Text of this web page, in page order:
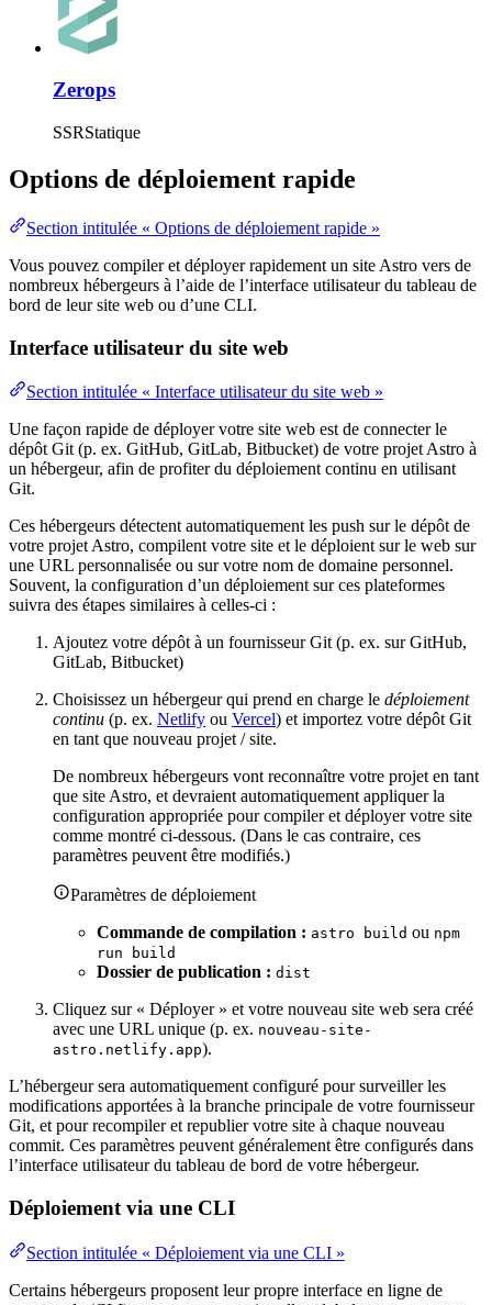
Zerops
SSRStatique
Options de déploiement rapide
Section intitulée « Options de déploiement rapide »
Vous pouvez compiler et déployer rapidement un site Astro vers de
nombreux hébergeurs à l’aide de l’interface utilisateur du tableau de
bord de leur site web ou d’une CLI.
Interface utilisateur du site web
Section intitulée « Interface utilisateur du site web »
Une façon rapide de déployer votre site web est de connecter le
dépôt Git (p. ex. GitHub, GitLab, Bitbucket) de votre projet Astro à
un hébergeur, afin de profiter du déploiement continu en utilisant
Git.
Ces hébergeurs détectent automatiquement les push sur le dépôt de
votre projet Astro, compilent votre site et le déploient sur le web sur
une URL personnalisée ou sur votre nom de domaine personnel.
Souvent, la configuration d’un déploiement sur ces plateformes
suivra des étapes similaires à celles-ci :
Ajoutez votre dépôt à un fournisseur Git (p. ex. sur GitHub,
GitLab, Bitbucket)
Choisissez un hébergeur qui prend en charge le déploiement
continu (p. ex. Netlify ou Vercel) et importez votre dépôt Git
en tant que nouveau projet / site.
De nombreux hébergeurs vont reconnaître votre projet en tant
que site Astro, et devraient automatiquement appliquer la
configuration appropriée pour compiler et déployer votre site
comme montré ci-dessous. (Dans le cas contraire, ces
paramètres peuvent être modifiés.)
Paramètres de déploiement
Commande de compilation : astro build ou npm
run build
Dossier de publication : dist
Cliquez sur « Déployer » et votre nouveau site web sera créé
avec une URL unique (p. ex. nouveau-site-
astro.netlify.app).
L’hébergeur sera automatiquement configuré pour surveiller les
modifications apportées à la branche principale de votre fournisseur
Git, et pour recompiler et republier votre site à chaque nouveau
commit. Ces paramètres peuvent généralement être configurés dans
l’interface utilisateur du tableau de bord de votre hébergeur.
Déploiement via une CLI
Section intitulée « Déploiement via une CLI »
Certains hébergeurs proposent leur propre interface en ligne de